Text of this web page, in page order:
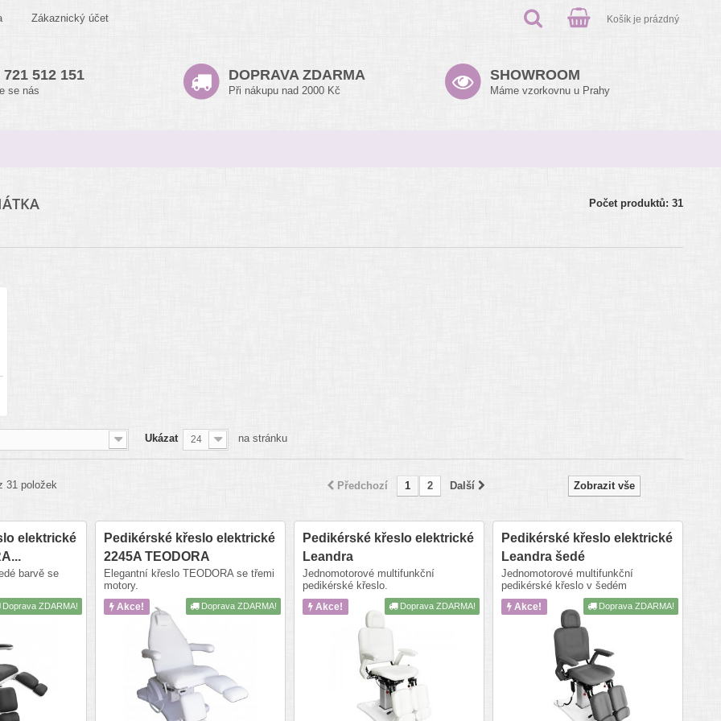
Zákaznický účet Košík je prázdný
721 512 151
se nás
DOPRAVA ZDARMA
Při nákupu nad 2000 Kč
SHOWROOM
Máme vzorkovnu u Prahy
Počet produktů: 31
Ukázat 24 na stránku
Zobrazit vše
Předchozí 1 2 Další
31 položek
elektrické
barvě se
Doprava ZDARMA!
Pedikérské křeslo elektrické
2245A TEODORA
Elegantní křeslo TEODORA se třemi
motory.
Akce! Doprava ZDARMA!
Pedikérské křeslo elektrické
Leandra
Jednomotorové multifunkční
pedikérské křeslo.
Akce! Doprava ZDARMA!
Pedikérské křeslo elektrické
Leandra šedé
Jednomotorové multifunkční
pedikérské křeslo v šedém
provedení.
Akce! Doprava ZDARMA!